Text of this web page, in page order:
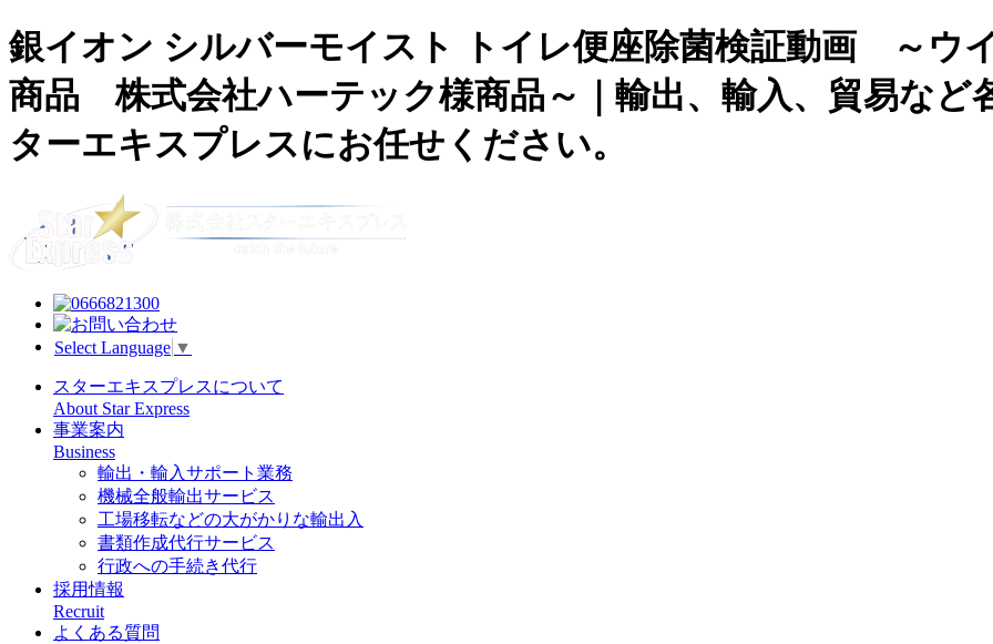
銀イオン シルバーモイスト トイレ便座除菌検証動画 ～ウ
商品 株式会社ハーテック様商品～｜輸出、輸入、貿易など
ターエキスプレスにお任せください。
Select Language ▼
スターエキスプレスについて
About Star Express
事業案内
Business
輸出・輸入サポート業務
機械全般輸出サービス
工場移転などの大がかりな輸出入
書類作成代行サービス
行政への手続き代行
採用情報
Recruit
よくある質問